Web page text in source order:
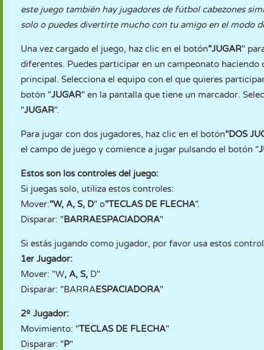
este juego también hay jugadores de fútbol cabezones
solo o puedes divertirte mucho con tu amigo en el modo
Una vez cargado el juego, haz clic en el botón"JUGAR"
diferentes. Puedes participar en un campeonato haciendo
principal. Selecciona el equipo con el que quieres
botón "JUGAR" en la pantalla que tiene un marcador.
"JUGAR".
Para jugar con dos jugadores, haz clic en el botón"DOS
el campo de juego y comience a jugar pulsando el botón "
Estos son los controles del juego:
Si juegas solo, utiliza estos controles:
Mover:"W, A, S, D" o"TECLAS DE FLECHA".
Disparar: "BARRAESPACIADORA"
Si estás jugando como jugador, por favor usa estos
1er Jugador:
Mover: "W, A, S, D"
Disparar: "BARRAESPACIADORA"
2º Jugador:
Movimiento: "TECLAS DE FLECHA"
Disparar: "P"